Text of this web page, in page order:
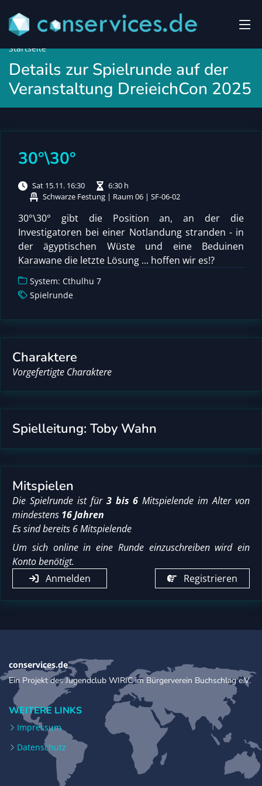
Startseite
Details zur Spielrunde auf der
Veranstaltung DreieichCon 2025
30°\30°
Sat 15.11. 16:30
6:30 h
Schwarze Festung | Raum 06 | SF-06-02
30°\30° gibt die Position an, an der die
Investigatoren bei einer Notlandung stranden - in
der ägyptischen Wüste und eine Beduinen
Karawane die letzte Lösung ... hoffen wir es!?
System: Cthulhu 7
Spielrunde
Charaktere
Vorgefertigte Charaktere
Spielleitung: Toby Wahn
Mitspielen
Die Spielrunde ist für 3 bis 6 Mitspielende im Alter von
mindestens 16 Jahren
Es sind bereits 6 Mitspielende
Um sich online in eine Runde einzuschreiben wird ein
Konto benötigt.
Anmelden
Registrieren
conservices.de
Ein Projekt des Jugendclub WIRIC im Bürgerverein Buchschlag e.V.
WEITERE LINKS
Impressum
Datenschutz